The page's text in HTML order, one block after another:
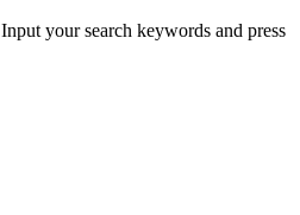
Input your search keywords and press